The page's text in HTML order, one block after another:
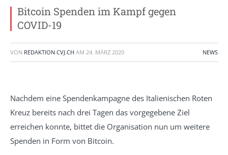
Bitcoin Spenden im Kampf gegen
COVID-19
VON REDAKTION CVJ.CH AM 24. MÄRZ 2020 NEWS
Nachdem eine Spendenkampagne des Italienischen Roten
Kreuz bereits nach drei Tagen das vorgegebene Ziel
erreichen konnte, bittet die Organisation nun um weitere
Spenden in Form von Bitcoin.